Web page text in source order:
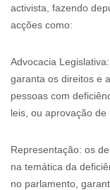
activista, fazendo
acções como:
Advocacia
garanta os direitos e
pessoas com
leis, ou aprovação de
Representação: os
na temática da
no parlamento,